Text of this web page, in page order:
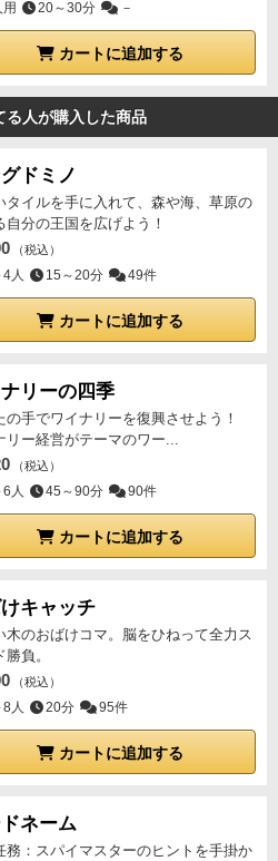
20～30分 －
カートに追加する
る人が購入した商品
ドミノ
タイルを手に入れて、森や海、草原の
自分の王国を広げよう！
（税込）
人 15～20分 49件
カートに追加する
リーの四季
の手でワイナリーを復興させよう！
リー経営がテーマのワー...
（税込）
6人 45～90分 90件
カートに追加する
キャッチ
木のおばけコマ。脳をひねって全力ス
勝負。
（税込）
人 20分 95件
カートに追加する
ネーム
務：スパイマスターのヒントを手掛か